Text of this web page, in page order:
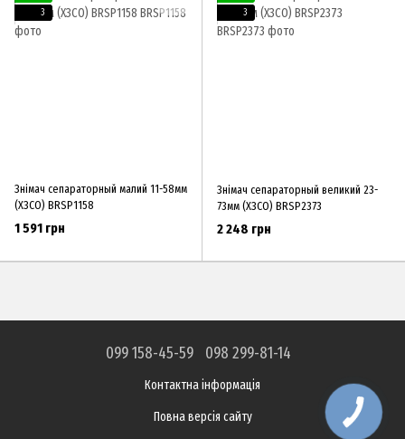
3
Знімач сепараторный малий 11-58мм
(ХЗСО) BRSP1158
1 591 грн
3
Знімач сепараторный великий 23-
73мм (ХЗСО) BRSP2373
2 248 грн
099 158-45-59 098 299-81-14
Контактна інформація
Повна версія сайту